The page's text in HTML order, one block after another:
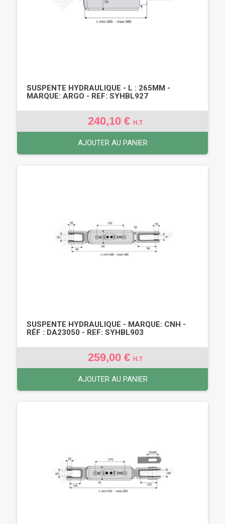
SUSPENTE HYDRAULIQUE - L : 265MM -
MARQUE: ARGO - REF: SYHBL927
240,10 € H.T
AJOUTER AU PANIER
SUSPENTE HYDRAULIQUE - MARQUE: CNH -
RÉF : DA23050 - REF: SYHBL903
259,00 € H.T
AJOUTER AU PANIER